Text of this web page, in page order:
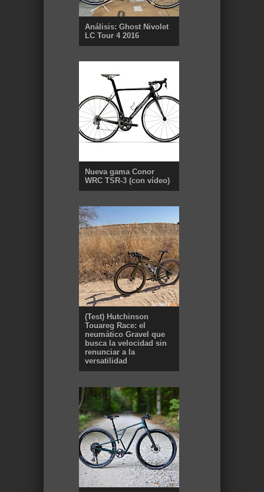
Análisis: Ghost Nivolet
LC Tour 4 2016
Nueva gama Conor
WRC TSR-3 (con vídeo)
(Test) Hutchinson
Touareg Race: el
neumático Gravel que
busca la velocidad sin
renunciar a la
versatilidad